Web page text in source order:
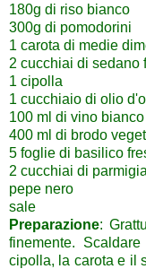
180g di riso bianco
300g di pomodorini
1 carota di medie
2 cucchiai di sedano
1 cipolla
1 cucchiaio di olio
100 ml di vino
400 ml di brodo
5 foglie di basilico
2 cucchiai di
pepe nero
sale
Preparazione:
finemente.
cipolla, la carota e il